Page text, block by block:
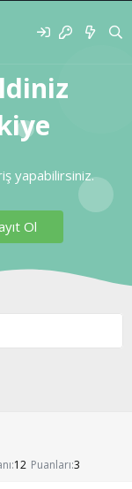
yapabilirsiniz.
Ol
12 Puanları 3